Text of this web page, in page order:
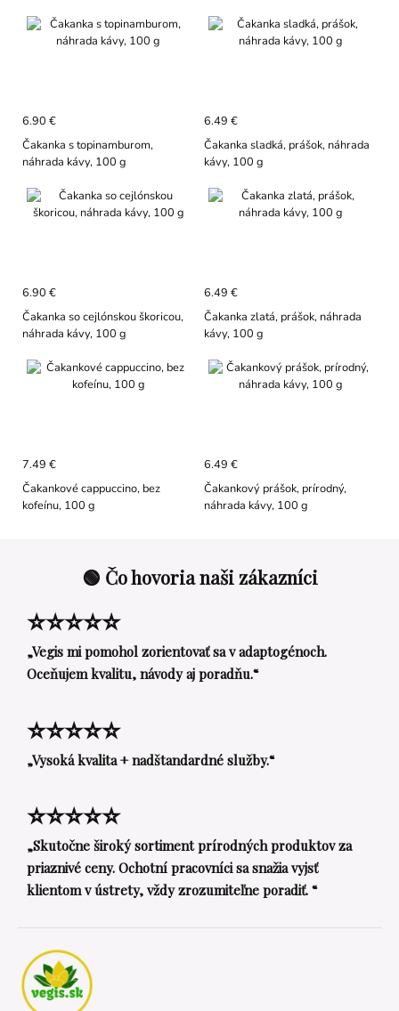
6.90 €
Čakanka s topinamburom,
náhrada kávy, 100 g
6.49 €
Čakanka sladká, prášok, náhrada
kávy, 100 g
6.90 €
Čakanka so cejlónskou škoricou,
náhrada kávy, 100 g
6.49 €
Čakanka zlatá, prášok, náhrada
kávy, 100 g
7.49 €
Čakankové cappuccino, bez
kofeínu, 100 g
6.49 €
Čakankový prášok, prírodný,
náhrada kávy, 100 g
🟢 Čo hovoria naši zákazníci
⭐⭐⭐⭐⭐
„Vegis mi pomohol zorientovať sa v adaptogénoch.
Oceňujem kvalitu, návody aj poradňu.“
⭐⭐⭐⭐⭐
„Vysoká kvalita + nadštandardné služby.“
⭐⭐⭐⭐⭐
„Skutočne široký sortiment prírodných produktov za
priaznivé ceny. Ochotní pracovníci sa snažia vyjsť
klientom v ústrety, vždy zrozumiteľne poradiť. “